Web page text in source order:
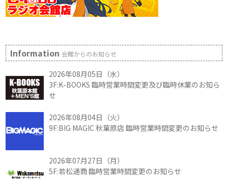
Information会館からのお知らせ
2026年08月05日（水）
3F:K-BOOKS 臨時営業時間変更及び臨時休業のお知ら
せ
2026年08月04日（火）
9F:BIG MAGIC 秋葉原店 臨時営業時間変更のお知らせ
2026年07月27日（月）
5F:若松通商 臨時営業時間変更のお知らせ